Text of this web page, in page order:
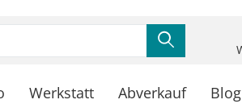
Werkstatt Abverkauf Blog